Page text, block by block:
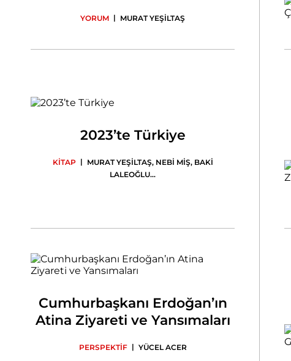
YORUM | MURAT YEŞİLTAŞ
2023’te Türkiye
KİTAP | MURAT YEŞİLTAŞ, NEBİ MİŞ, BAKİ
LALEOĞLU...
Cumhurbaşkanı Erdoğan’ın
Atina Ziyareti ve Yansımaları
PERSPEKTİF | YÜCEL ACER